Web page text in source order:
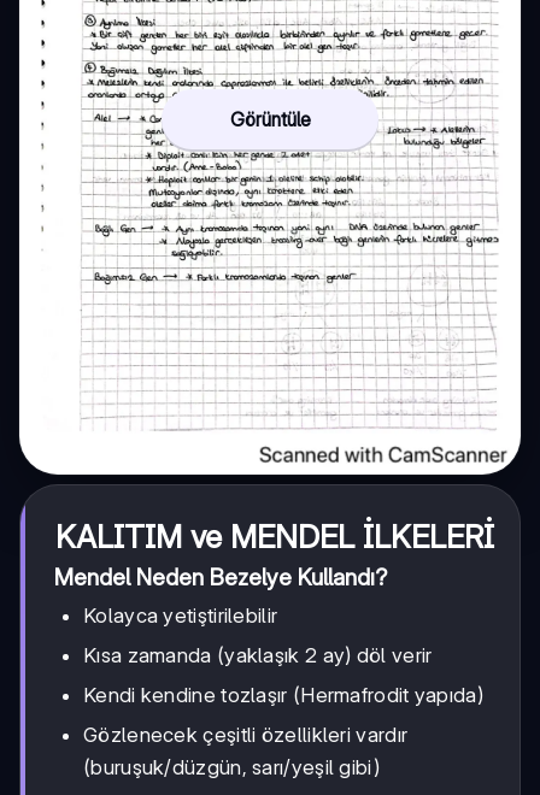
Görüntüle
KALITIM ve MENDEL İLKELERİ
Mendel Neden Bezelye Kullandı?
Kolayca yetiştirilebilir
Kısa zamanda (yaklaşık 2 ay) döl verir
Kendi kendine tozlaşır (Hermafrodit yapıda)
Gözlenecek çeşitli özellikleri vardır
(buruşuk/düzgün, sarı/yeşil gibi)